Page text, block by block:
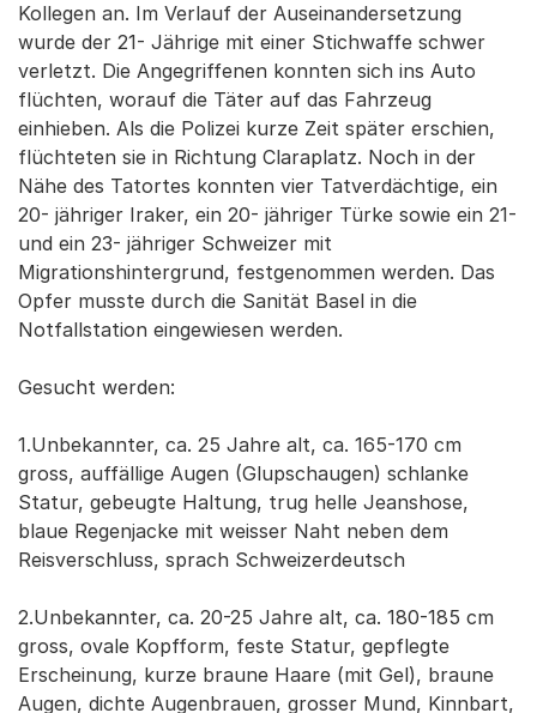
Kollegen an. Im Verlauf der Auseinandersetzung
wurde der 21- Jährige mit einer Stichwaffe schwer
verletzt. Die Angegriffenen konnten sich ins Auto
flüchten, worauf die Täter auf das Fahrzeug
einhieben. Als die Polizei kurze Zeit später erschien,
flüchteten sie in Richtung Claraplatz. Noch in der
Nähe des Tatortes konnten vier Tatverdächtige, ein
20- jähriger Iraker, ein 20- jähriger Türke sowie ein 21-
und ein 23- jähriger Schweizer mit
Migrationshintergrund, festgenommen werden. Das
Opfer musste durch die Sanität Basel in die
Notfallstation eingewiesen werden.
Gesucht werden:
1.Unbekannter, ca. 25 Jahre alt, ca. 165-170 cm
gross, auffällige Augen (Glupschaugen) schlanke
Statur, gebeugte Haltung, trug helle Jeanshose,
blaue Regenjacke mit weisser Naht neben dem
Reisverschluss, sprach Schweizerdeutsch
2.Unbekannter, ca. 20-25 Jahre alt, ca. 180-185 cm
gross, ovale Kopfform, feste Statur, gepflegte
Erscheinung, kurze braune Haare (mit Gel), braune
Augen, dichte Augenbrauen, grosser Mund, Kinnbart,